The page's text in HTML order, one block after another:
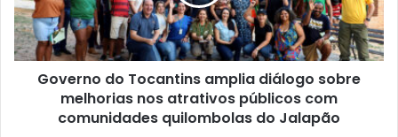
Governo do Tocantins amplia diálogo sobre
melhorias nos atrativos públicos com
comunidades quilombolas do Jalapão